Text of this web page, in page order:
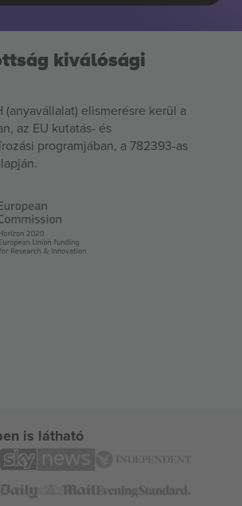
kiválósági
(anyavállalat) elismerésre kerül a
az EU kutatás- és
programjában, a 782393-as
is látható